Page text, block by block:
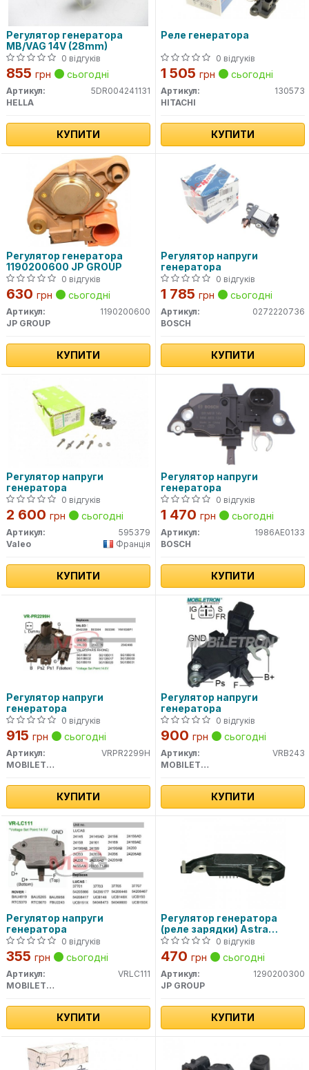
Регулятор генератора
MB/VAG 14V (28mm)
0 відгуків
855 грн сьогодні
Артикул:
5DR004241131
HELLA
КУПИТИ
Реле генератора
0 відгуків
1 505 грн сьогодні
Артикул:
130573
HITACHI
КУПИТИ
Регулятор генератора
1190200600 JP GROUP
0 відгуків
630 грн сьогодні
Артикул:
1190200600
JP GROUP
КУПИТИ
Регулятор напруги
генератора
0 відгуків
1 785 грн сьогодні
Артикул:
0272220736
BOSCH
КУПИТИ
Регулятор напруги
генератора
0 відгуків
2 600 грн сьогодні
Артикул:
595379
Valeo
Франція
КУПИТИ
Регулятор напруги
генератора
0 відгуків
1 470 грн сьогодні
Артикул:
1986AE0133
BOSCH
КУПИТИ
Регулятор напруги
генератора
0 відгуків
915 грн сьогодні
Артикул:
VRPR2299H
MOBILETRON
КУПИТИ
Регулятор напруги
генератора
0 відгуків
900 грн сьогодні
Артикул:
VRB243
MOBILETRON
КУПИТИ
Регулятор напруги
генератора
0 відгуків
355 грн сьогодні
Артикул:
VRLC111
MOBILETRON
КУПИТИ
Регулятор генератора
(реле зарядки) Astra
F/Omega B/Vectra A,
B/Zafira 2.0d/2.5/3.0i 93-05
(14V/Del
0 відгуків
470 грн сьогодні
Артикул:
1290200300
JP GROUP
КУПИТИ